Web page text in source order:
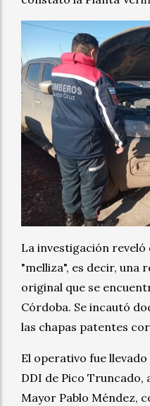
La investigación reveló
"melliza", es decir, una
original que se
Córdoba. Se incautó
las chapas patentes
El operativo fue
DDI de Pico Truncado,
Mayor Pablo Méndez,